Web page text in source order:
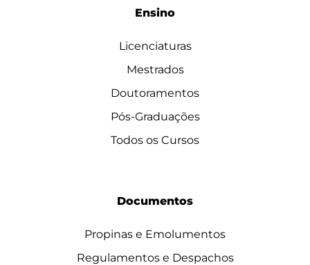
Ensino
Licenciaturas
Mestrados
Doutoramentos
Pós-Graduações
Todos os Cursos
Documentos
Propinas e Emolumentos
Regulamentos e Despachos